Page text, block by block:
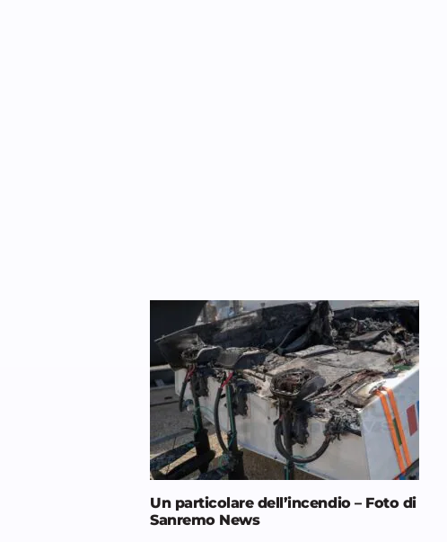
Un particolare dell’incendio – Foto di
Sanremo News